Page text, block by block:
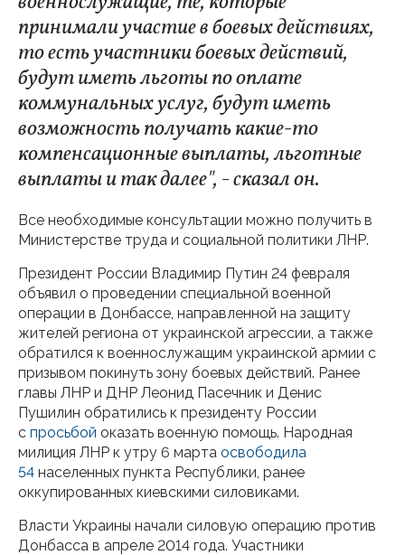
принимали участие в боевых действиях,
то есть участники боевых действий,
будут иметь льготы по оплате
коммунальных услуг, будут иметь
возможность получать какие-то
компенсационные выплаты, льготные
выплаты и так далее", - сказал он.
Все необходимые консультации можно получить в
Министерстве труда и социальной политики ЛНР.
Президент России Владимир Путин 24 февраля
объявил о проведении специальной военной
операции в Донбассе, направленной на защиту
жителей региона от украинской агрессии, а также
обратился к военнослужащим украинской армии с
призывом покинуть зону боевых действий. Ранее
главы ЛНР и ДНР Леонид Пасечник и Денис
Пушилин обратились к президенту России
с просьбой оказать военную помощь. Народная
милиция ЛНР к утру 6 марта освободила
54 населенных пункта Республики, ранее
оккупированных киевскими силовиками.
Власти Украины начали силовую операцию против
Донбасса в апреле 2014 года. Участники